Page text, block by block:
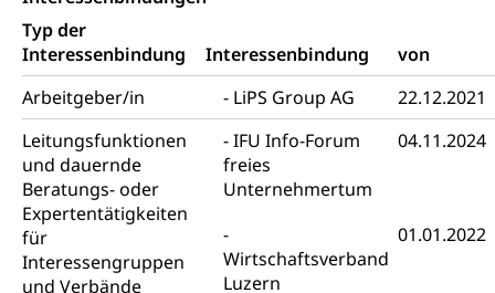
Typ der
Interessenbindung
Interessenbindung
von
Arbeitgeber/in
LiPS Group AG
22.12.2021
Leitungsfunktionen
und dauernde
Beratungs- oder
Expertentätigkeiten
für
Interessengruppen
und Verbände
IFU Info-Forum
freies
Unternehmertum
04.11.2024
Wirtschaftsverband
Luzern
01.01.2022
Obligatorische Krankenversicherung (WAS
Luzern)
Kranken- und Unfallversicherung
sichere Lebensmittel, Lebensmittelkontrolle,
Lebensmittelhygiene, Produktesicherheit
Trinkwasser
Lebensmittel
Prävention
Gesundheitsvorsorge, Wellness, Unfallverhütung,
Suchtprävention, Alkoholprävention,
Tabakprävention, Primärprävention,
Sekundärprävention, Tertiärprävention
Darmkrebsvorsorge
Kantonales Tabakpräventionsprogramm
Sozialversicherungen, Sozialpolitik,